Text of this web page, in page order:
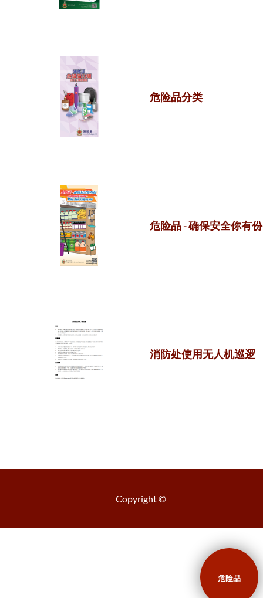
危险品分类
危险品 - 确保安全你有份
消防处使用无人机巡逻
Copyright ©
危险品